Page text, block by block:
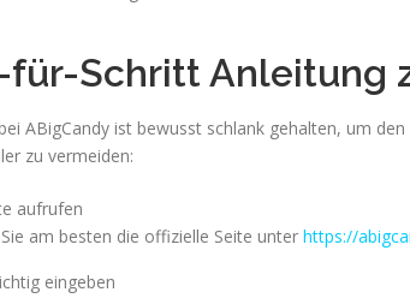
Schritt Anleitung
ABigCandy ist bewusst schlank gehalten, um
zu vermeiden:
aufrufen
am besten die offizielle Seite unter https://
eingeben